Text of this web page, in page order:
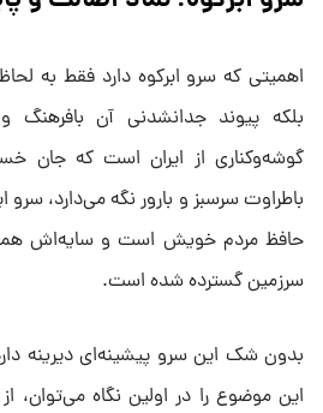
اهمیتی که سرو ابرکوه دارد فقط به
بلکه پیوند جدانشدنی آن بافرهنگ
گوشه‌وکناری از ایران است که جان
باطراوت سرسبز و بارور نگه می‌دارد، سرو
حافظ مردم خویش است و سایه‌اش
سرزمین گسترده شده است.
بدون شک این سرو پیشینه‌ای دیرینه
این موضوع را در اولین نگاه می‌توان،